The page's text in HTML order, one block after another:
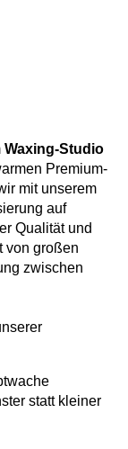
Waxing-Studio
Premium-
mit unserem
auf
Qualität und
von großen
zwischen
statt kleiner